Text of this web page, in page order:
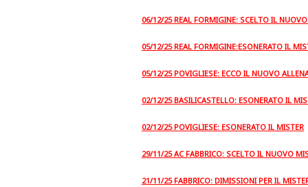
06/12/25 REAL FORMIGINE: SCELTO IL
05/12/25 REAL FORMIGINE:ESONERATO IL
05/12/25 POVIGLIESE: ECCO IL NUOVO
02/12/25 BASILICASTELLO: ESONERATO IL
02/12/25 POVIGLIESE: ESONERATO IL MISTER
29/11/25 AC FABBRICO: SCELTO IL NUOVO
21/11/25 FABBRICO: DIMISSIONI PER IL